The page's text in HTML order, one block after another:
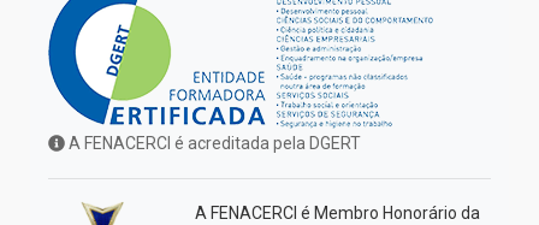
A FENACERCI é acreditada pela DGERT
A FENACERCI é Membro Honorário da